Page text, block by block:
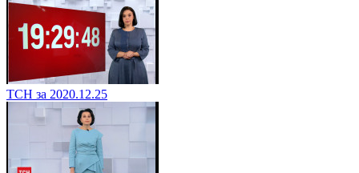
ТСН за 2020.12.25